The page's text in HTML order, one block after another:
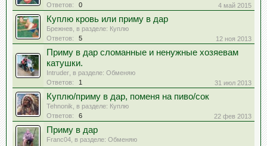
Ответов:
0 4 май 2015
Куплю кровь или приму в дар
Брежнев , в разделе: Куплю
Ответов:
5 12 ноя 2013
Приму в дар сломанные и ненужные хозяевам
катушки.
Intruder , в разделе: Обменяю
Ответов:
1 31 июл 2013
Куплю/приму в дар, поменя на пиво/сок
Tehnonik , в разделе: Куплю
Ответов:
6 22 фев 2013
Приму в дар
Franc04 , в разделе: Обменяю